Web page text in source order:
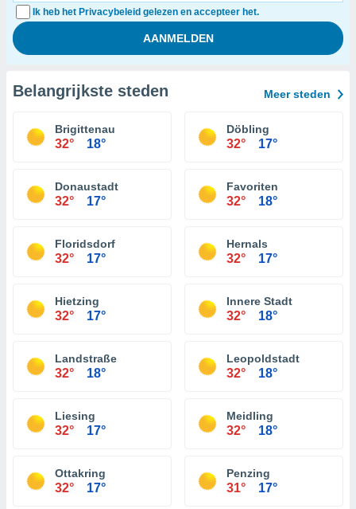
Ik heb het Privacybeleid gelezen en accepteer het.
Belangrijkste steden Meer steden
Brigittenau
32° 18°
Döbling
32° 17°
Donaustadt
32° 17°
Favoriten
32° 18°
Floridsdorf
32° 17°
Hernals
32° 17°
Hietzing
32° 17°
Innere Stadt
32° 18°
Landstraße
32° 18°
Leopoldstadt
32° 18°
Liesing
32° 17°
Meidling
32° 18°
Ottakring
32° 17°
Penzing
31° 17°